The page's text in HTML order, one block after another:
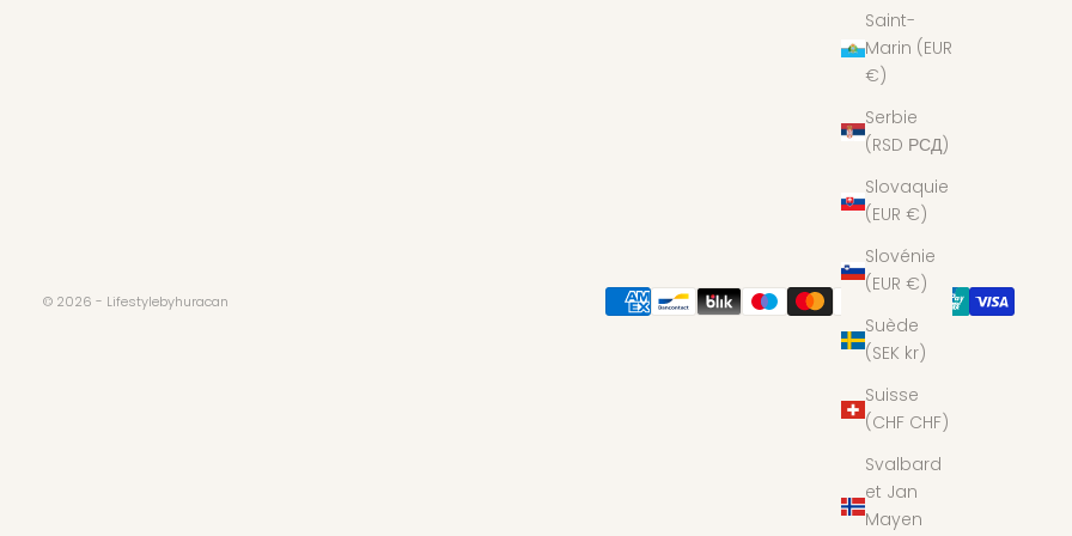
Saint-
Marin (EUR
€)
Serbie
(RSD РСД)
Slovaquie
(EUR €)
Slovénie
(EUR €)
Suède
(SEK kr)
Suisse
(CHF CHF)
Svalbard
et Jan
Mayen
© 2026 - Lifestylebyhuracan